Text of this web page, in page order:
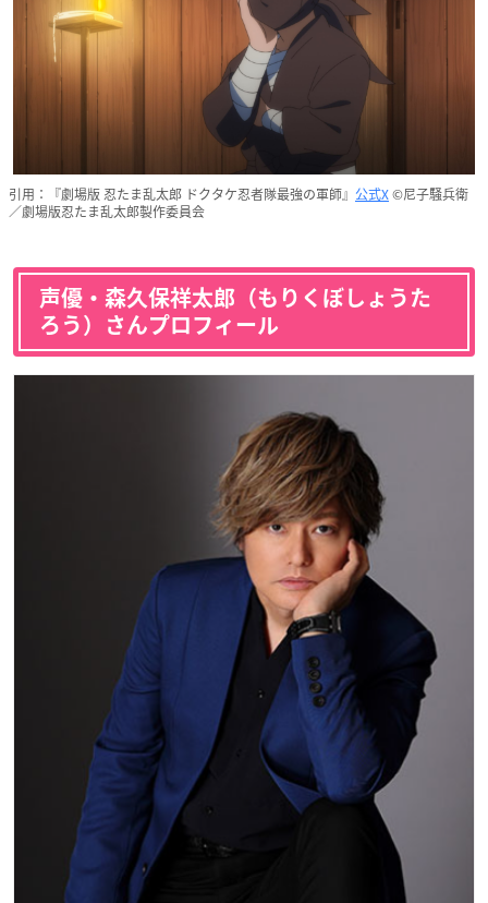
引用：『劇場版 忍たま乱太郎 ドクタケ忍者隊最強の軍師』 公式X©尼子騒兵衛
／劇場版忍たま乱太郎製作委員会
声優・森久保祥太郎（もりくぼしょうた
ろう）さんプロフィール